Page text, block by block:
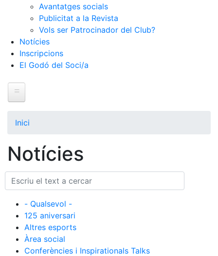
Avantatges socials
Publicitat a la Revista
Vols ser Patrocinador del Club?
Notícies
Inscripcions
El Godó del Soci/a
La nostra història
Cronologia
Presidents
Junta directiva
Comissions i comités
Estructura executiva
Inici
Notícies
- Qualsevol -
125 aniversari
Altres esports
Àrea social
Conferències i Inspirationals Talks